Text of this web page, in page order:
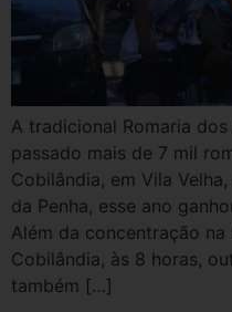
A tradicional Romaria
passado mais de 7 mil
Cobilândia, em Vila
da Penha, esse ano
Além da concentração
Cobilândia, às 8 horas,
também […]